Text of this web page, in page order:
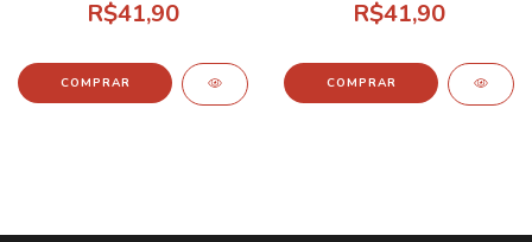
R$41,90 R$41,90